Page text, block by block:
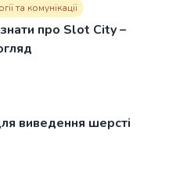
та комунікації
про Slot City –
виведення шерсті